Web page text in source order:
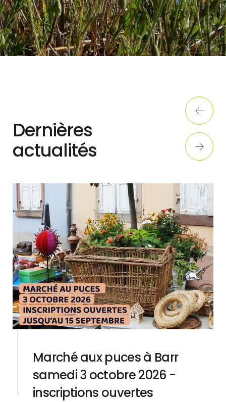
Dernières
actualités
Marché aux puces à Barr
samedi 3 octobre 2026 -
inscriptions ouvertes